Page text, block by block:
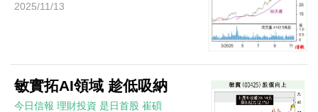
2025/11/13
敏實拓AI領域 趁低吸納
今日信報 理財投資 是日首股 崔碩